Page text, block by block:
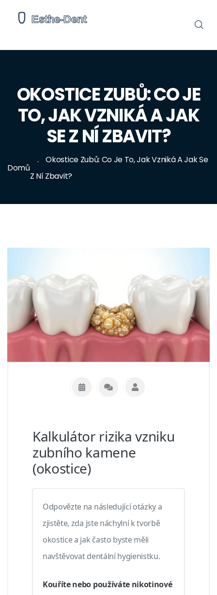
OKOSTICE ZUBŮ: CO JE
TO, JAK VZNIKÁ A JAK
SE Z NÍ ZBAVIT?
Domů
Okostice Zubů: Co Je To, Jak Vzniká A Jak Se
Z Ní Zbavit?
Kalkulátor rizika vzniku
zubního kamene
(okostice)
Odpovězte na následující otázky a
zjistěte, zda jste náchylní k tvorbě
okostice a jak často byste měli
navštěvovat dentální hygienistku.
Kouříte nebo používáte nikotinové